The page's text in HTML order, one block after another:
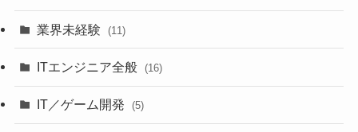
業界未経験 (11)
ITエンジニア全般 (16)
IT／ゲーム開発 (5)